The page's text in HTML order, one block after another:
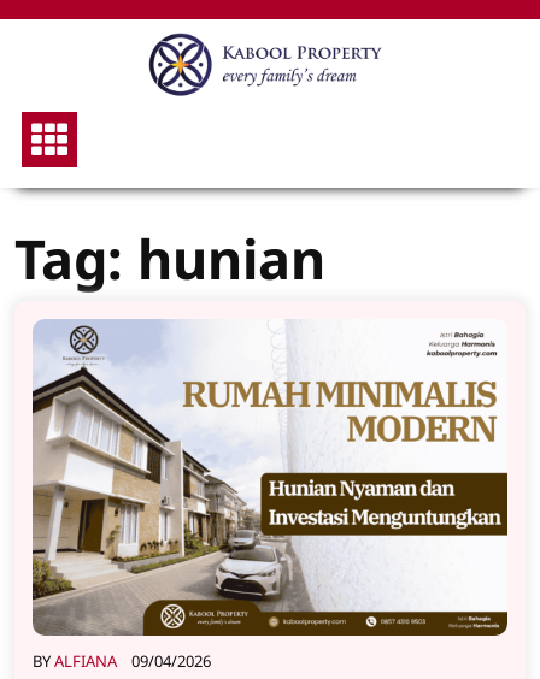
Skip
Tag: hunian
BYALFIANA 09/04/2026